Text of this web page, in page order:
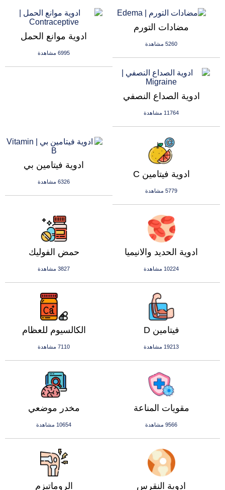
ادوية موانع الحمل
6995 مشاهدة
مضادات التورم
5260 مشاهدة
ادوية الصداع النصفي
11764 مشاهدة
ادوية فيتامين بي
6326 مشاهدة
ادوية فيتامين C
5779 مشاهدة
حمض الفوليك
3827 مشاهدة
ادوية الحديد والانيميا
10224 مشاهدة
الكالسيوم للعظام
7110 مشاهدة
فيتامين D
19213 مشاهدة
مخدر موضعي
10654 مشاهدة
مقويات المناعة
9566 مشاهدة
الروماتيزم ادوية النقرس